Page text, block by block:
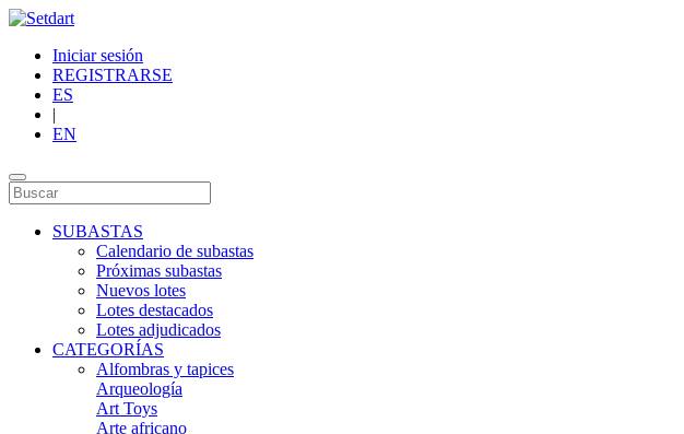
Iniciar sesión
REGISTRARSE
ES
|
EN
SUBASTAS
Calendario de subastas
Próximas subastas
Nuevos lotes
Lotes destacados
Lotes adjudicados
CATEGORÍAS
Alfombras y tapices
Arqueología
Art Toys
Arte africano